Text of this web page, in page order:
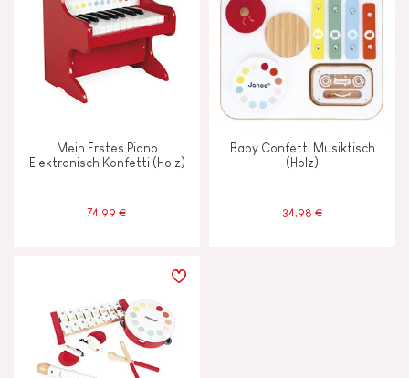
Mein Erstes Piano
Elektronisch Konfetti (Holz)
74,99 €
Baby Confetti Musiktisch
(Holz)
34,98 €